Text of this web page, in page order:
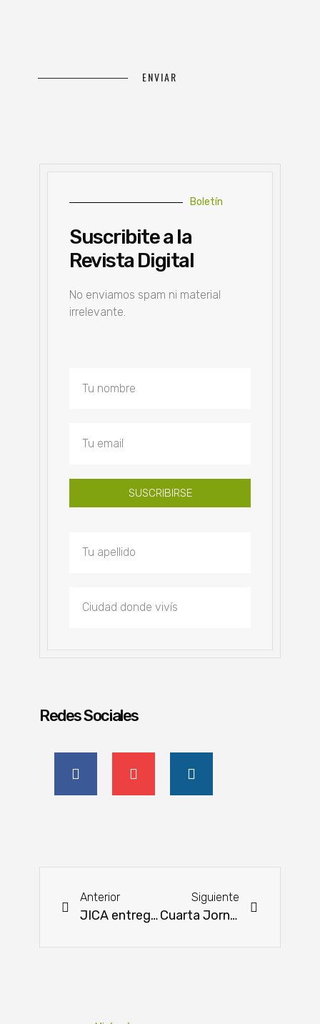
Boletín
Suscribite a la
Revista Digital
No enviamos spam ni material
irrelevante.
SUSCRIBIRSE
Redes Sociales
Anterior
JICA entregó equipos tecnológicos para el fortalecimiento de los productores
Siguiente
Cuarta Jornada sobre Producción Sostenible de cultivos de verano en el Chaco